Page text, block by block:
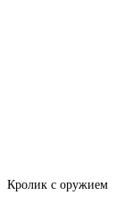
Кролик с оружием